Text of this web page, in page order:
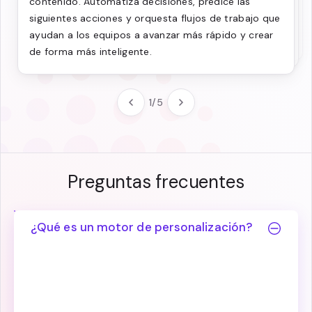
siguientes acciones y orquesta flujos de trabajo que
ayudan a los equipos a avanzar más rápido y crear
de forma más inteligente.
a proteger la coherencia, garantizar el cumplimiento
y entregar trabajos creativos siempre acordes a la
marca y listos para escalar.
las operaciones de contenido fluyan sin problemas,
las decisiones se aceleren y los resultados siguen.
1/5
Preguntas frecuentes
¿Qué es un motor de personalización?